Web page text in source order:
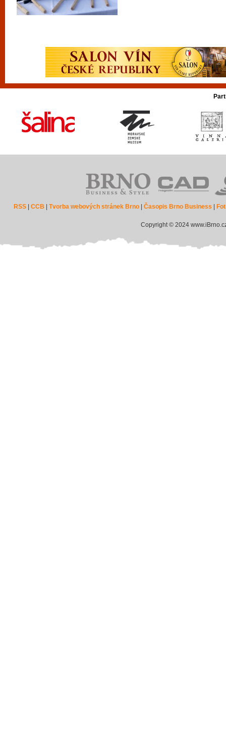
RSS |CCB |Tvorba webových stránek Brno |Časopis Brno Business
Copyright © 2024